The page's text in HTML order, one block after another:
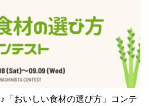
「おいしい食材の選び方」コンテ